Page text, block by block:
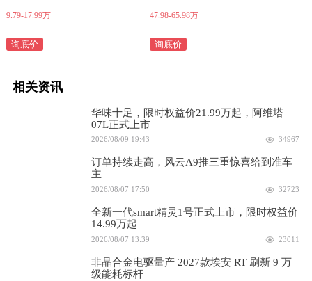
9.79-17.99万
询底价
47.98-65.98万
询底价
相关资讯
华味十足，限时权益价21.99万起，阿维塔
07L正式上市
2026/08/09 19:43 34967
订单持续走高，风云A9推三重惊喜给到准车
主
2026/08/07 17:50 32723
全新一代smart精灵1号正式上市，限时权益价
14.99万起
2026/08/07 13:39 23011
非晶合金电驱量产 2027款埃安 RT 刷新 9 万
级能耗标杆